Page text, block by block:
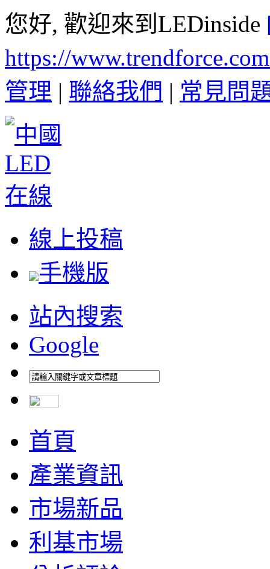
您好, 歡迎來到LEDinside
https://
管理 | 聯絡我們 | 常見問
線上投稿
手機版
站內搜索
Google
首頁
產業資訊
市場新品
利基市場